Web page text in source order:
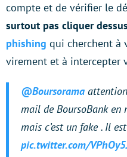
compte et de vérifier le
surtout pas cliquer
phishing qui cherchent à
virement et à intercepter
@Boursorama attention
mail de BoursoBank en
mais c’est un fake . Il
pic.twitter.com/